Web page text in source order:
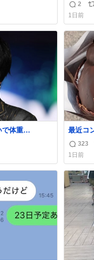
返
信
数
2
リ
ス
ト
数
1日前
で体重
レス持ち上
々自重
くするためジ
と毎日4千kcal
したという。
最近コ
返
信
数
323
1日前